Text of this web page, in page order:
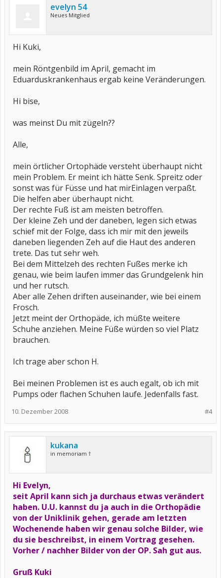
evelyn 54
Neues Mitglied
Hi Kuki,
mein Röntgenbild im April, gemacht im
Eduarduskrankenhaus ergab keine Veränderungen.
Hi bise,
was meinst Du mit zügeln??
Alle,
mein örtlicher Ortophäde versteht überhaupt nicht
mein Problem. Er meint ich hätte Senk. Spreitz oder
sonst was für Füsse und hat mirEinlagen verpaßt.
Die helfen aber überhaupt nicht.
Der rechte Fuß ist am meisten betroffen.
Der kleine Zeh und der daneben, legen sich etwas
schief mit der Folge, dass ich mir mit den jeweils
daneben liegenden Zeh auf die Haut des anderen
trete. Das tut sehr weh.
Bei dem Mittelzeh des rechten Fußes merke ich
genau, wie beim laufen immer das Grundgelenk hin
und her rutsch.
Aber alle Zehen driften auseinander, wie bei einem
Frosch.
Jetzt meint der Orthopäde, ich müßte weitere
Schuhe anziehen. Meine Füße würden so viel Platz
brauchen.
Ich trage aber schon H.
Bei meinen Problemen ist es auch egalt, ob ich mit
Pumps oder flachen Schuhen laufe. Jedenfalls fast.
#4
10. Dezember 2008
kukana
in memoriam †
Hi Evelyn,
seit April kann sich ja durchaus etwas verändert
haben. U.U. kannst du ja auch in die Orthopädie
von der Uniklinik gehen, gerade am letzten
Wochenende haben wir genau solche Bilder, wie
du sie beschreibst, in einem Vortrag gesehen.
Vorher / nachher Bilder von der OP. Sah gut aus.
Gruß Kuki